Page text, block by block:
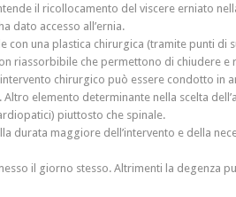
il ricollocamento del viscere erniato
dato accesso all’ernia.
una plastica chirurgica (tramite punti
riassorbibile che permettono di chiudere
chirurgico può essere condotto in
elemento determinante nella scelta
piuttosto che spinale.
durata maggiore dell’intervento e della
il giorno stesso. Altrimenti la degenza